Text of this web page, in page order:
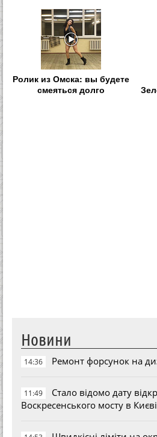
Ролик из Омска: вы будете
смеяться долго
Новини
14:36 Ремонт форсунок на
11:49
Стало відомо дату
Воскресенського мосту в Києві